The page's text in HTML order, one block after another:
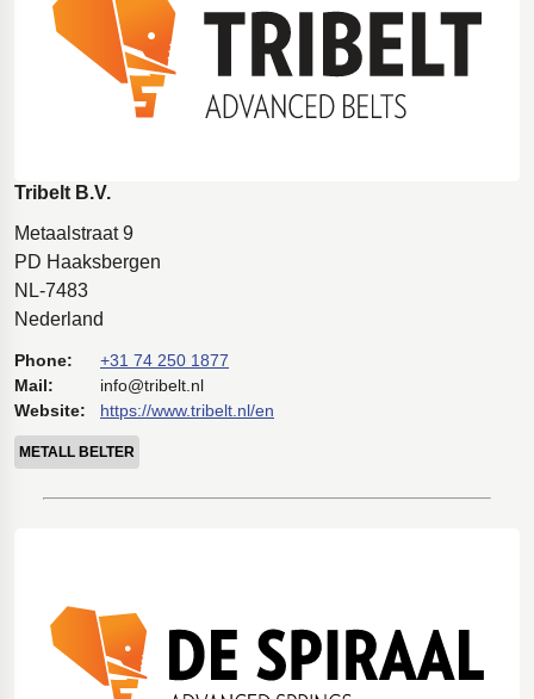
Tribelt B.V.
Metaalstraat 9
PD Haaksbergen
NL-7483
Nederland
Phone:
+31 74 250 1877
Mail:
info@tribelt.nl
Website:
https://www.tribelt.nl/en
METALL BELTER